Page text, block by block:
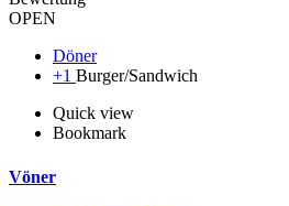
OPEN
Döner
+1 Burger/Sandwich
Quick view
Bookmark
Vöner